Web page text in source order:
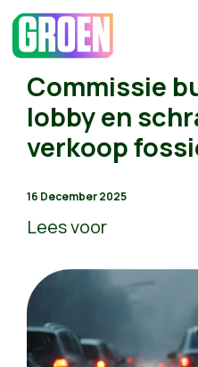
Commissie
lobby en
verkoop
16 December 2025
Lees voor